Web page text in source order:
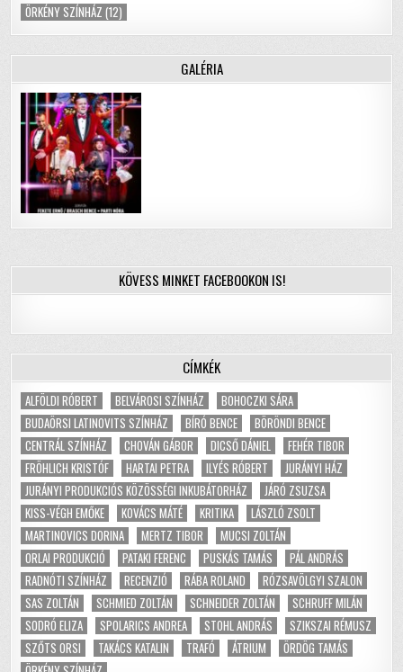
ÖRKÉNY SZÍNHÁZ (12)
GALÉRIA
KÖVESS MINKET FACEBOOKON IS!
CÍMKÉK
ALFÖLDI RÓBERT BELVÁROSI SZÍNHÁZ
BOHOCZKI SÁRA
BUDAÖRSI LATINOVITS SZÍNHÁZ
BÍRÓ BENCE
BÖRÖNDI BENCE
CENTRÁL SZÍNHÁZ
CHOVÁN GÁBOR DICSŐ DÁNIEL
FEHÉR TIBOR
FRÖHLICH KRISTÓF
HARTAI PETRA ILYÉS RÓBERT
JURÁNYI HÁZ
JURÁNYI PRODUKCIÓS KÖZÖSSÉGI INKUBÁTORHÁZ
JÁRÓ ZSUZSA
KISS-VÉGH EMŐKE
KOVÁCS MÁTÉ KRITIKA
LÁSZLÓ ZSOLT
MARTINOVICS DORINA
MERTZ TIBOR
MUCSI ZOLTÁN
ORLAI PRODUKCIÓ
PATAKI FERENC PUSKÁS TAMÁS
PÁL ANDRÁS
RADNÓTI SZÍNHÁZ
RECENZIÓ RÁBA ROLAND
RÓZSAVÖLGYI SZALON
SAS ZOLTÁN
SCHMIED ZOLTÁN SCHNEIDER ZOLTÁN
SCHRUFF MILÁN
SODRÓ ELIZA
SPOLARICS ANDREA STOHL ANDRÁS
SZIKSZAI RÉMUSZ
SZŐTS ORSI
TAKÁCS KATALIN TRAFÓ ÁTRIUM
ÖRDÖG TAMÁS